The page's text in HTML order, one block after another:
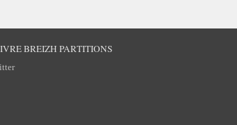
BREIZH PARTITIONS